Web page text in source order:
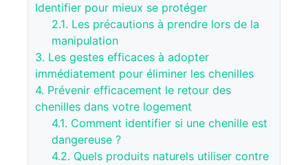
Identifier pour mieux se protéger
2.1. Les précautions à prendre lors de la
manipulation
3. Les gestes efficaces à adopter
immédiatement pour éliminer les chenilles
4. Prévenir efficacement le retour des
chenilles dans votre logement
4.1. Comment identifier si une chenille est
dangereuse ?
4.2. Quels produits naturels utiliser contre